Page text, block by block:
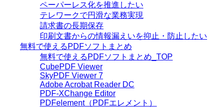
ペーパーレス化を推進したい
テレワークで円滑な業務実現
請求書の長期保存
印刷文書からの情報漏えいを抑止・防止したい
無料で使えるPDFソフトまとめ
無料で使えるPDFソフトまとめ_TOP
CubePDF Viewer
SkyPDF Viewer 7
Adobe Acrobat Reader DC
PDF-XChange Editor
PDFelement（PDFエレメント）